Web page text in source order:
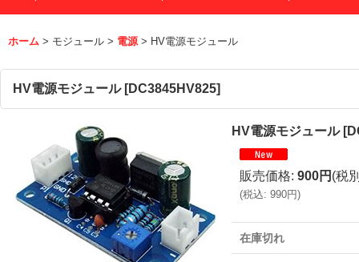
ホーム > モジュール > 電源 > HV電源モジュール
HV電源モジュール [DC3845HV825]
HV電源モジュール [
販売価格: 900円 (税
(税込: 990円)
在庫切れ